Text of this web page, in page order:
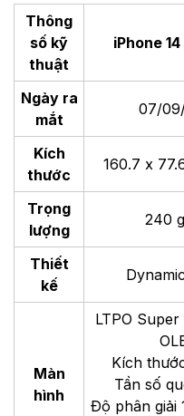
Thông
số kỹ
thuật
iPhone
Ngày ra
mắt
07/
Kích
thước
160.7 x
Trọng
lượng
240
Thiết
kế
Màn
hình
LTPO Super
Kích
Tần số
Độ phân giải